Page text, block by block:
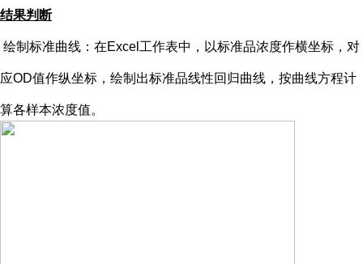
结果判断
绘制标准曲线：在Excel工作表中，以标准品浓度作横坐标，对
应OD值作纵坐标，绘制出标准品线性回归曲线，按曲线方程计
算各样本浓度值。